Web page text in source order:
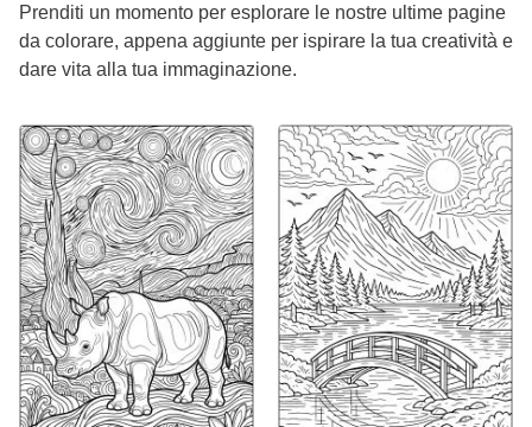
Prenditi un momento per esplorare le nostre ultime pagine
da colorare, appena aggiunte per ispirare la tua creatività e
dare vita alla tua immaginazione.